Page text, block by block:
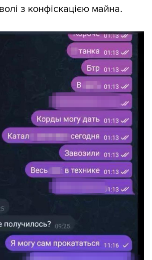
з конфіскацією майна.